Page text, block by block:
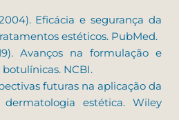
Eficácia e segurança da
estéticos. PubMed.
Avanços na formulação e
NCBI.
futuras na aplicação da
estética. Wiley